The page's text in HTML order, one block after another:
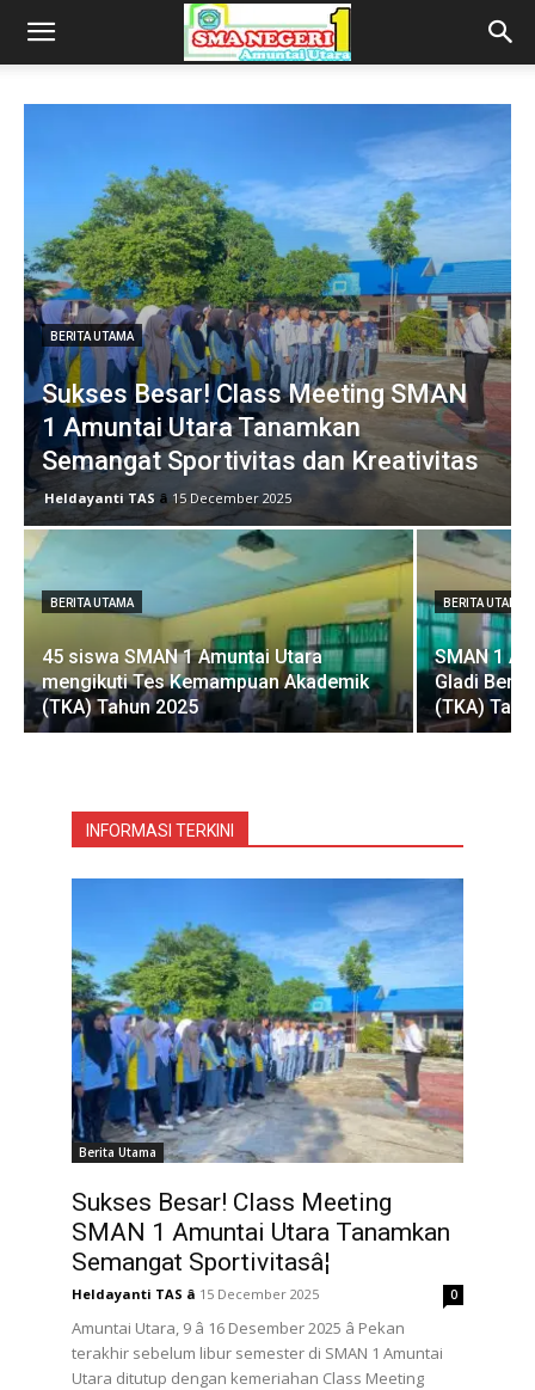
BERITA UTAMA
Sukses Besar! Class Meeting SMAN
1 Amuntai Utara Tanamkan
Semangat Sportivitas dan Kreativitas
Heldayanti TAS â 15 December 2025
BERITA UTAMA
45 siswa SMAN 1 Amuntai Utara
mengikuti Tes Kemampuan Akademik
(TKA) Tahun 2025
BERITA UTAMA
SMAN 1
Gladi
(TKA)
INFORMASI TERKINI
Berita Utama
Sukses Besar! Class Meeting
SMAN 1 Amuntai Utara Tanamkan
Semangat Sportivitasâ¦
Heldayanti TAS â 15 December 2025 0
Amuntai Utara, 9 â 16 Desember 2025 â Pekan
terakhir sebelum libur semester di SMAN 1 Amuntai
Utara ditutup dengan kemeriahan Class Meeting